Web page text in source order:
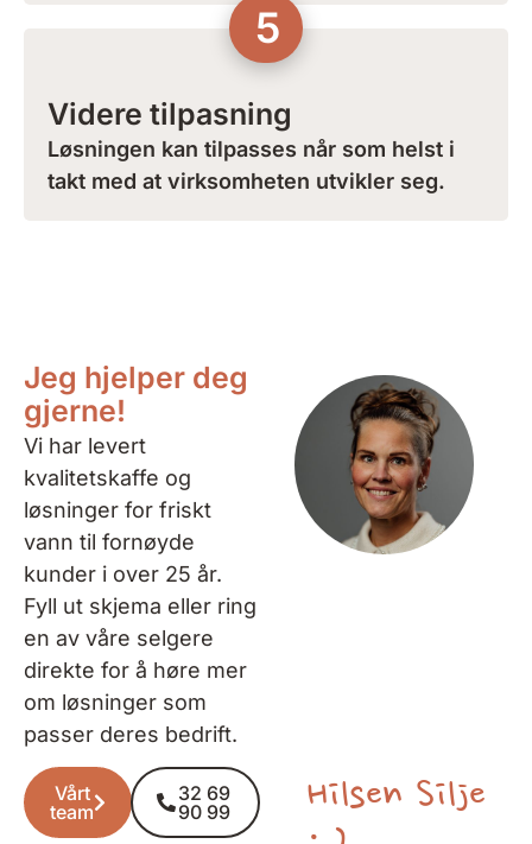
5
Videre tilpasning
Løsningen kan tilpasses når som helst i
takt med at virksomheten utvikler seg.
Jeg hjelper deg
gjerne!
Vi har levert
kvalitetskaffe og
løsninger for friskt
vann til fornøyde
kunder i over 25 år.
Fyll ut skjema eller ring
en av våre selgere
direkte for å høre mer
om løsninger som
passer deres bedrift.
Vårt
team
32 69
90 99
Hilsen Silje